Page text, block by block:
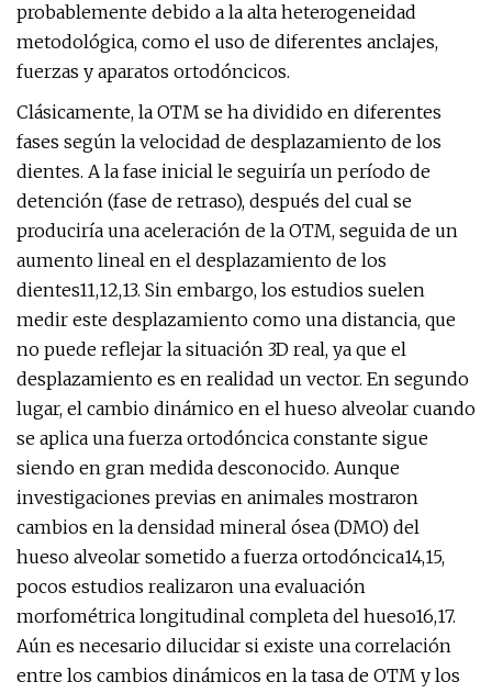
probablemente debido a la alta heterogeneidad
metodológica, como el uso de diferentes anclajes,
fuerzas y aparatos ortodóncicos.
Clásicamente, la OTM se ha dividido en diferentes
fases según la velocidad de desplazamiento de los
dientes. A la fase inicial le seguiría un período de
detención (fase de retraso), después del cual se
produciría una aceleración de la OTM, seguida de un
aumento lineal en el desplazamiento de los
dientes11,12,13. Sin embargo, los estudios suelen
medir este desplazamiento como una distancia, que
no puede reflejar la situación 3D real, ya que el
desplazamiento es en realidad un vector. En segundo
lugar, el cambio dinámico en el hueso alveolar cuando
se aplica una fuerza ortodóncica constante sigue
siendo en gran medida desconocido. Aunque
investigaciones previas en animales mostraron
cambios en la densidad mineral ósea (DMO) del
hueso alveolar sometido a fuerza ortodóncica14,15,
pocos estudios realizaron una evaluación
morfométrica longitudinal completa del hueso16,17.
Aún es necesario dilucidar si existe una correlación
entre los cambios dinámicos en la tasa de OTM y los